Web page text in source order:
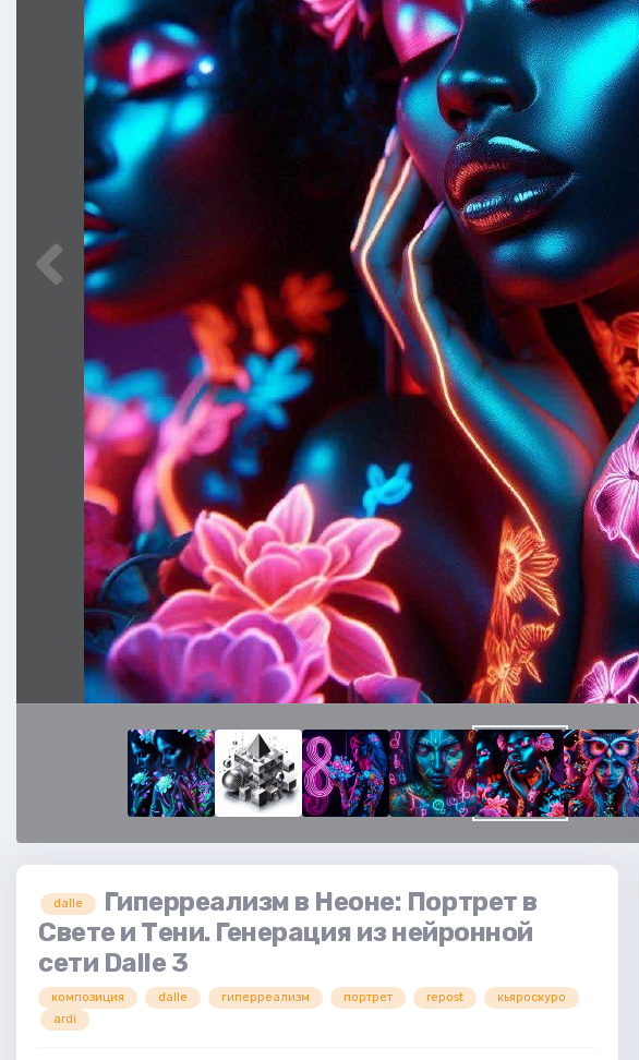
dalle
Гиперреализм в Неоне: Портрет в
Свете и Тени. Генерация из нейронной
сети Dalle 3
композиция dalle гиперреализм портрет repost
кьяроскуро
ardi